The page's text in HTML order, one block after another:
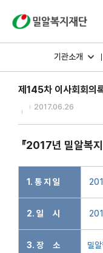
기관소개
제145차 이사회회의
2017.06.26
『2017년 밀알복
1. 통 지 일
2. 일 시
3. 장 소 밀